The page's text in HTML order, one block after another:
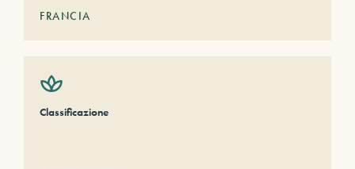
FRANCIA
Classificazione